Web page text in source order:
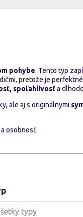
pohybe. Tento typ
pretože je
spoľahlivosťa
ale aj s originálnymi
osobnosť.